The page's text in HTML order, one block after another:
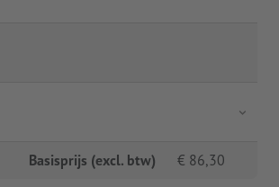
Basisprijs (excl. btw) € 86,30